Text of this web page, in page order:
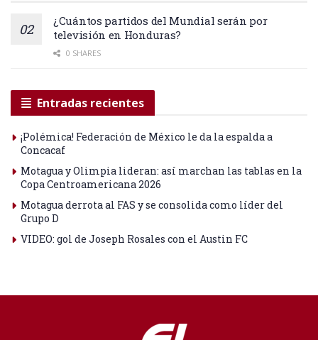
¿Cuántos partidos del Mundial serán por
televisión en Honduras?
0 SHARES
Entradas recientes
¡Polémica! Federación de México le da la espalda a
Concacaf
Motagua y Olimpia lideran: así marchan las tablas en la
Copa Centroamericana 2026
Motagua derrota al FAS y se consolida como líder del
Grupo D
VIDEO: gol de Joseph Rosales con el Austin FC